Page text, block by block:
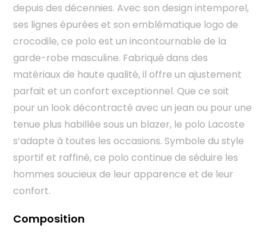
depuis des décennies. Avec son design intemporel,
ses lignes épurées et son emblématique logo de
crocodile, ce polo est un incontournable de la
garde-robe masculine. Fabriqué dans des
matériaux de haute qualité, il offre un ajustement
parfait et un confort exceptionnel. Que ce soit
pour un look décontracté avec un jean ou pour une
tenue plus habillée sous un blazer, le polo Lacoste
s’adapte à toutes les occasions. Symbole du style
sportif et raffiné, ce polo continue de séduire les
hommes soucieux de leur apparence et de leur
confort.
Composition